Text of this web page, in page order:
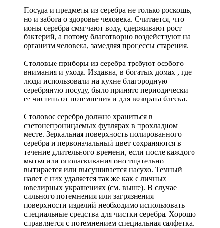
Посуда и предметы из серебра не только роскошь,
но и забота о здоровье человека. Считается, что
ионы серебра смягчают воду, сдерживают рост
бактерий, а потому благотворно воздействуют на
организм человека, замедляя процессы старения.
Столовые приборы из серебра требуют особого
внимания и ухода. Издавна, в богатых домах , где
люди использовали на кухне благородную
серебряную посуду, было принято периодически
ее чистить от потемнения и для возврата блеска.
Столовое серебро должно храниться в
светонепроницаемых футлярах в прохладном
месте. Зеркальная поверхность полированного
серебра и первоначальный цвет сохраняются в
течение длительного времени, если после каждого
мытья или ополаскивания оно тщательно
вытирается или высушивается насухо. Темный
налет с них удаляется так же как с личных
ювелирных украшениях (см. выше). В случае
сильного потемнения или загрязнения
поверхности изделий необходимо использовать
специальные средства для чистки серебра. Хорошо
справляется с потемнением специальная салфетка.